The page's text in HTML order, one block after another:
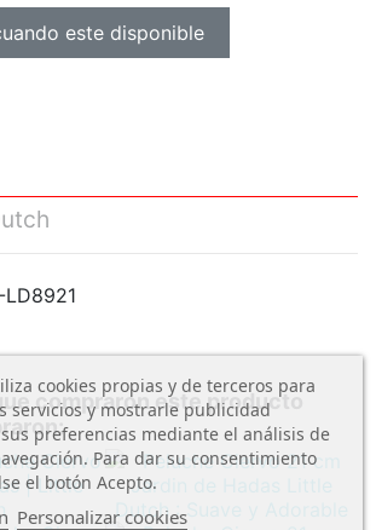
LD8921
compraron este producto
cookies propias y de terceros para
servicios y mostrarle publicidad
preferencias mediante el análisis de
Para dar su consentimiento
el botón Acepto.
Personalizar cookies